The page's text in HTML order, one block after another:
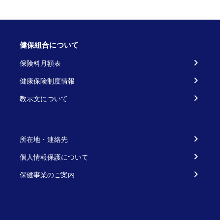
健保組合について
保険料月額表
健康保険制度情報
教示文について
所在地・連絡先
個人情報保護について
保健事業のご案内